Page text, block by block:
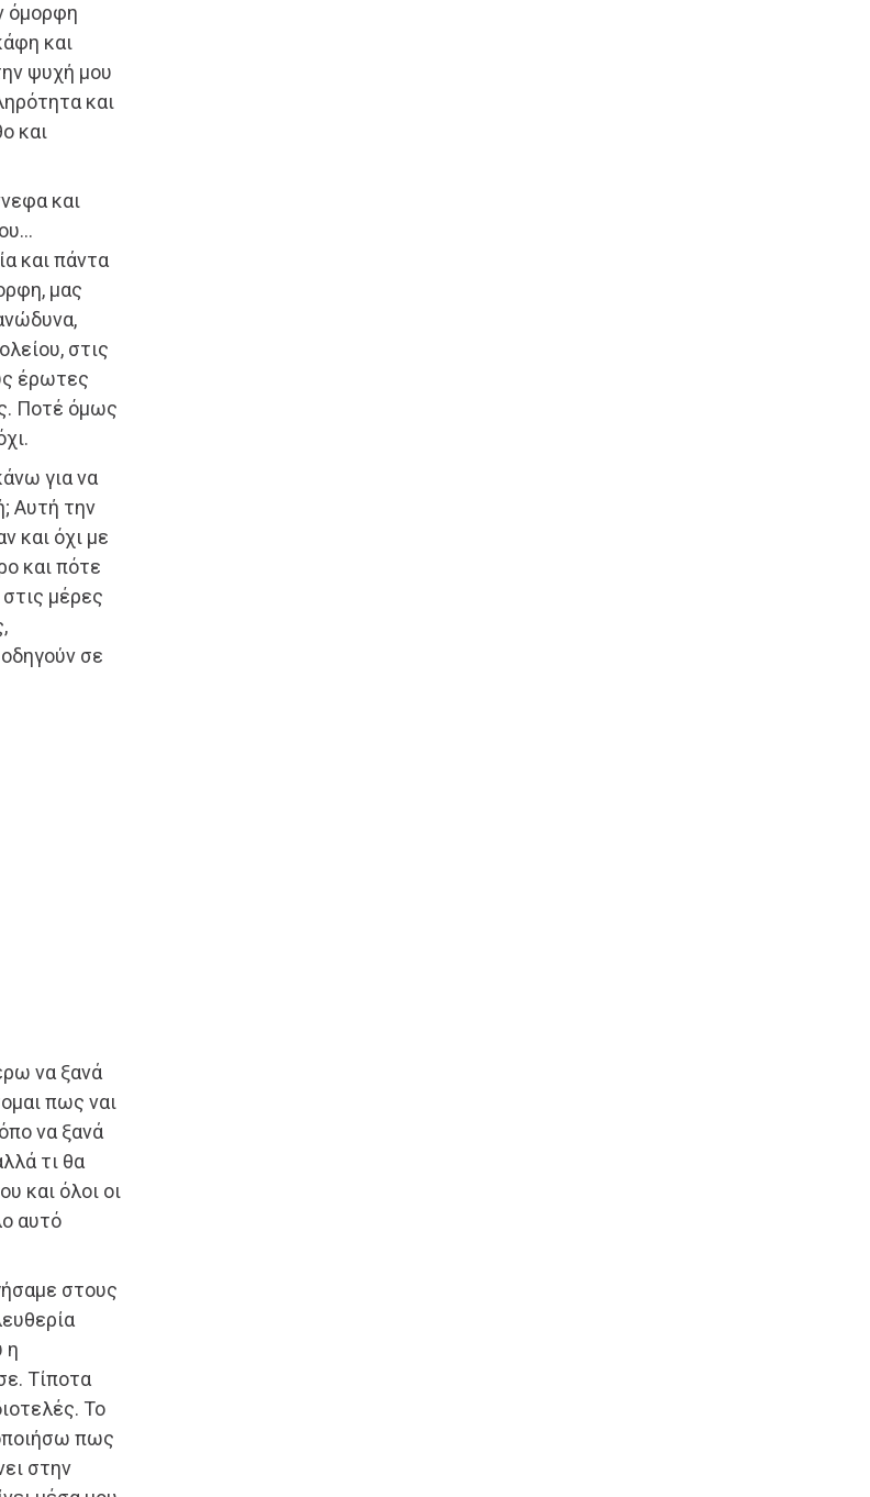
όμορφη
και
ψυχή μου
και
και
και
και πάντα
μας
στις
έρωτες
Ποτέ όμως
για να
Αυτή την
και όχι με
και πότε
μέρες
σε
να ξανά
πως ναι
να ξανά
τι θα
και όλοι οι
αυτό
στους
η
Τίποτα
Το
πως
στην